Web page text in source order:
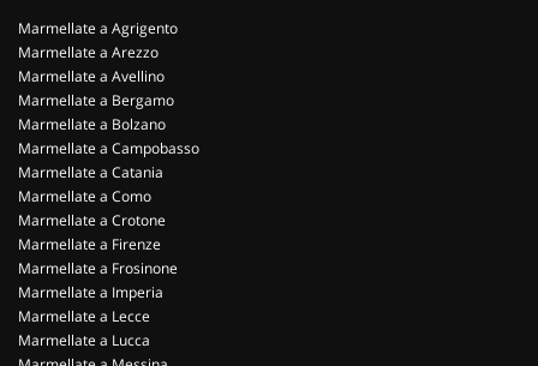
Marmellate a Agrigento
Marmellate a Arezzo
Marmellate a Avellino
Marmellate a Bergamo
Marmellate a Bolzano
Marmellate a Campobasso
Marmellate a Catania
Marmellate a Como
Marmellate a Crotone
Marmellate a Firenze
Marmellate a Frosinone
Marmellate a Imperia
Marmellate a Lecce
Marmellate a Lucca